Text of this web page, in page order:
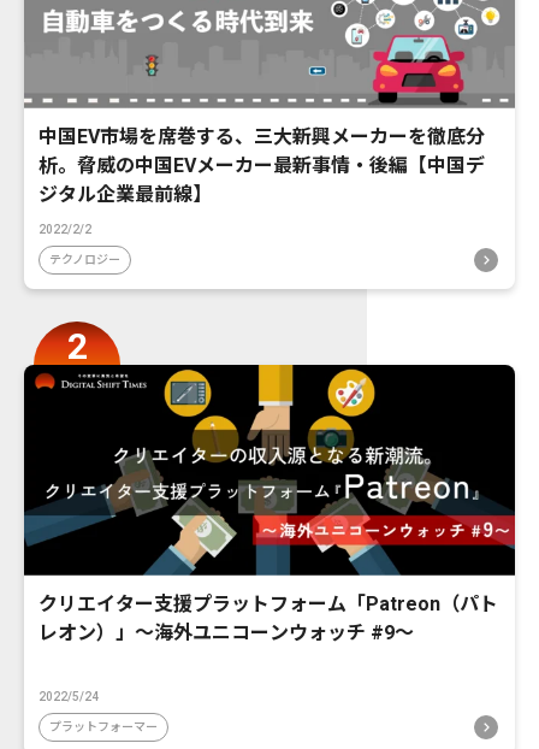
中国EV市場を席巻する、三大新興メーカーを徹底分
析。脅威の中国EVメーカー最新事情・後編【中国デ
ジタル企業最前線】
2022/2/2
テクノロジー
クリエイター支援プラットフォーム「Patreon（パト
レオン）」〜海外ユニコーンウォッチ #9〜
2022/5/24
プラットフォーマー